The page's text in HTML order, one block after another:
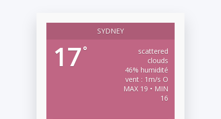
SYDNEY
17°
scattered
clouds
46% humidité
vent : 1m/s O
MAX 19 • MIN
16